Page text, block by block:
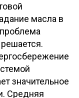
масла в
значительное
Средняя